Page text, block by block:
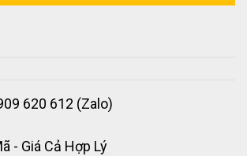
620 612 (Zalo)
- Giá Cả Hợp Lý